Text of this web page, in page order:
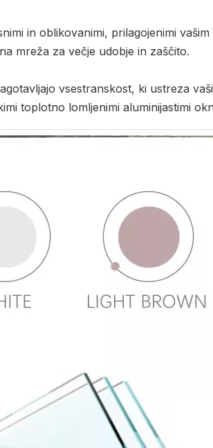
in oblikovanimi, prilagojenimi
mreža za večje udobje in zaščito.
vsestranskost, ki ustreza
toplotno lomljenimi aluminijastimi